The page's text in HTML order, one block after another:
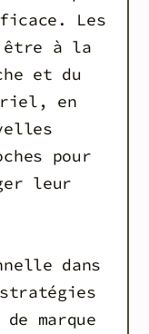
Les
être à la
et du
en
pour
leur
dans
marque